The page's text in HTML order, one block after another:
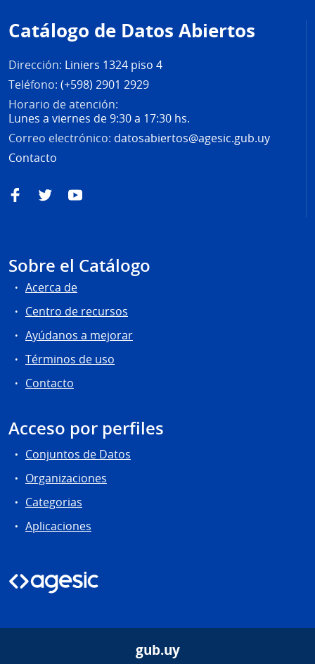
de
página
Catálogo de Datos Abiertos
Dirección: Liniers 1324 piso 4
Teléfono: (+598) 2901 2929
Horario de atención:
Lunes a viernes de 9:30 a 17:30 hs.
Correo electrónico: datosabiertos@agesic.gub.uy
Contacto
FacebookTwitterYouTube
Sobre el Catálogo
Acerca de
Centro de recursos
Ayúdanos a mejorar
Términos de uso
Contacto
Acceso por perfiles
Conjuntos de Datos
Organizaciones
Categorias
Aplicaciones
gub.uy